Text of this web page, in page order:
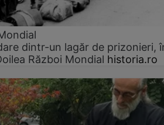
dintr-un lagăr de prizonieri,
Război Mondial historia.ro